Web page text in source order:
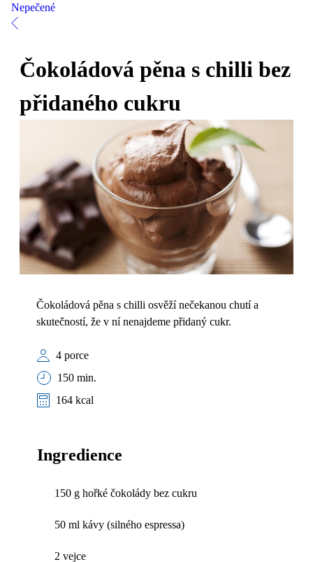
Nepečené
Čokoládová pěna s chilli bez
přidaného cukru
Čokoládová pěna s chilli osvěží nečekanou chutí a
skutečností, že v ní nenajdeme přidaný cukr.
4 porce
150 min.
164 kcal
Ingredience
150 g hořké čokolády bez cukru
50 ml kávy (silného espressa)
2 vejce